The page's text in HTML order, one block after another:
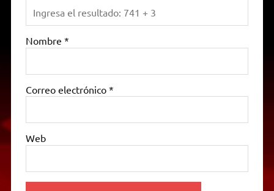
Nombre *
Correo electrónico *
Web